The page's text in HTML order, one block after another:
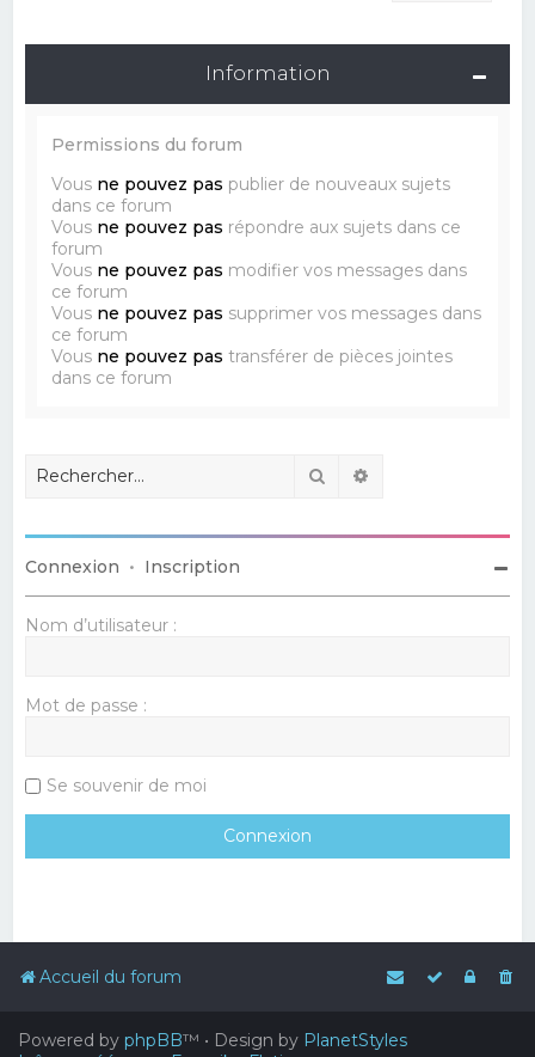
Information
Permissions du forum
Vous ne pouvez pas publier de nouveaux sujets
dans ce forum
Vous ne pouvez pas répondre aux sujets dans ce
forum
Vous ne pouvez pas modifier vos messages dans
ce forum
Vous ne pouvez pas supprimer vos messages dans
ce forum
Vous ne pouvez pas transférer de pièces jointes
dans ce forum
Rechercher
Connexion • Inscription
Nom d’utilisateur :
Mot de passe :
Se souvenir de moi
Accueil du forum
Powered by phpBB™ • Design by PlanetStyles